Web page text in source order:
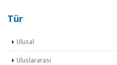
Tür
Ulusal
Uluslararası